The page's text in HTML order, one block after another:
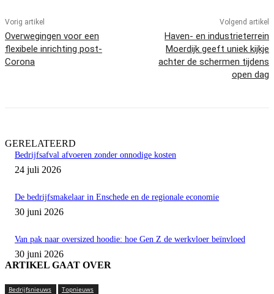
Vorig artikel
Overwegingen voor een
flexibele inrichting post-
Corona
Volgend artikel
Haven- en industrieterrein
Moerdijk geeft uniek kijkje
achter de schermen tijdens
open dag
GERELATEERD
Bedrijfsafval afvoeren zonder onnodige kosten
24 juli 2026
De bedrijfsmakelaar in Enschede en de regionale economie
30 juni 2026
Van pak naar oversized hoodie: hoe Gen Z de werkvloer beïnvloed
30 juni 2026
ARTIKEL GAAT OVER
Bedrijfsnieuws Topnieuws